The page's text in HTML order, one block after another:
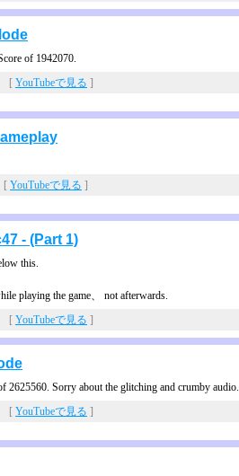
of 1942070.
[ YouTubeで見る ]
[ YouTubeで見る ]
- (Part 1)
this.
playing the game、 not afterwards.
[ YouTubeで見る ]
2625560. Sorry about the glitching and crumby audio.
[ YouTubeで見る ]